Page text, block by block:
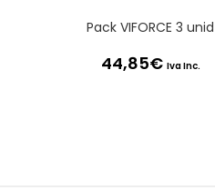
Pack VIFORCE 3 unid
44,85€ Iva Inc.